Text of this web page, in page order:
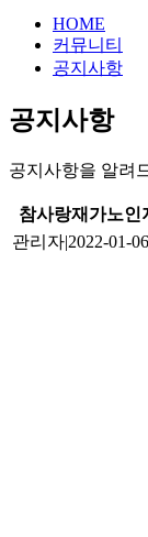
HOME
커뮤니티
공지사항
공지사항
공지사항을 알려
참사랑재가노인
관리자|2022-01-